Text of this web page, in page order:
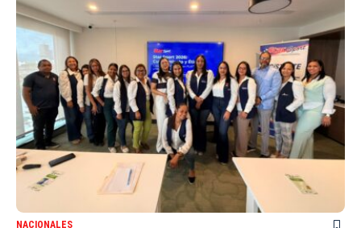
NACIONALES